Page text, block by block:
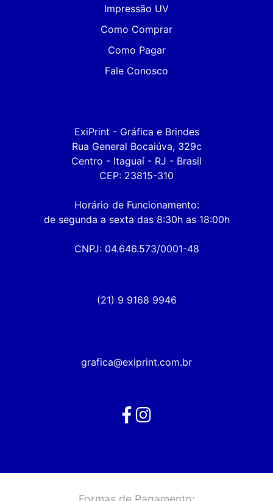
Impressão UV
Como Comprar
Como Pagar
Fale Conosco
ExiPrint - Gráfica e Brindes
Rua General Bocaiúva, 329c
Centro - Itaguaí - RJ - Brasil
CEP: 23815-310
Horário de Funcionamento:
de segunda a sexta das 8:30h as 18:00h
CNPJ: 04.646.573/0001-48
(21) 9 9168 9946
grafica@exiprint.com.br